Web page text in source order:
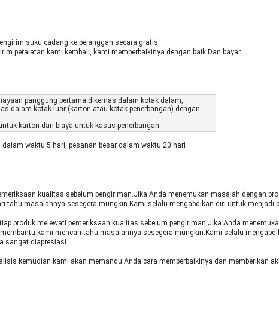
suku cadang ke pelanggan secara gratis.
peralatan kami kembali, kami memperbaikinya dengan baik.Dan bayar
panggung pertama dikemas dalam kotak dalam,
dalam kotak luar (karton atau kotak penerbangan) dengan
karton dan biaya untuk kasus penerbangan.
dalam waktu 5 hari, pesanan besar dalam waktu 20 hari
kualitas sebelum pengiriman.Jika Anda menemukan masalah dengan
tahu masalahnya sesegera mungkin.Kami selalu mengabdikan diri untuk menjadi
produk melewati pemeriksaan kualitas sebelum pengiriman.Jika Anda
kami mencari tahu masalahnya sesegera mungkin.Kami selalu
sangat diapresiasi
kemudian kami akan memandu Anda cara memperbaikinya dan memberikan